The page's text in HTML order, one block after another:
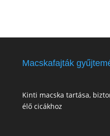
Macskafajták
Kinti macska tartása,
élő cicákhoz